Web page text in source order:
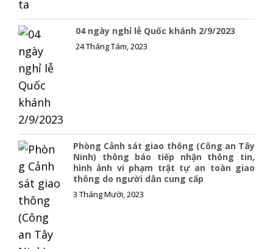
04 ngày nghỉ lễ Quốc khánh 2/9/2023
24 Tháng Tám, 2023
Phòng Cảnh sát giao thông (Công an Tây
Ninh) thông báo tiếp nhận thông tin,
hình ảnh vi phạm trật tự an toàn giao
thông do người dân cung cấp
3 Tháng Mười, 2023